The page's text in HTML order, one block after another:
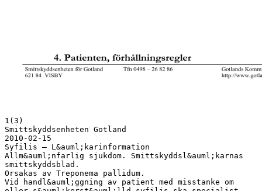
1(3)
Smittskyddsenheten Gotland
2010-02-15
Syfilis – L&auml;karinformation
Allm&auml;nfarlig sjukdom. Smittskyddsl&auml;karnas
smittskyddsblad.
Orsakas av Treponema pallidum.
Vid handl&auml;ggning av patient med misstanke om